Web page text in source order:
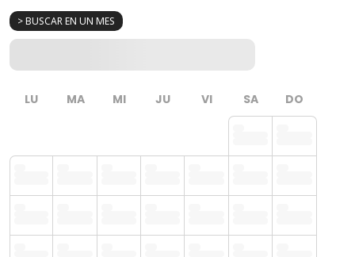
> BUSCAR EN UN MES
LU MA MI JU VI SA DO